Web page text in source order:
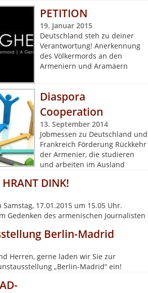
PETITION
19. Januar 2015
Deutschland steh zu deiner
Verantwortung! Anerkennung
des Völkermords an den
Armeniern und Aramäern
Diaspora
Cooperation
13. September 2014
Jobmessen zu Deutschland und
Frankreich Förderung Rückkehr
der Armenier, die studieren
und arbeiten im Ausland
DINK!
17.01.2015 um 15.05 Uhr.
Gedenken des armenischen Journalisten
Berlin-Madrid
Herren, gerne laden wir Sie zur
„Berlin-Madrid“ ein!